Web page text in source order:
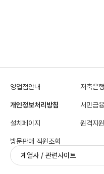
영업점안내 저축은
개인정보처리방침 서민금
설치페이지 원격지
방문판매 직원조회
계열사 / 관련사이트